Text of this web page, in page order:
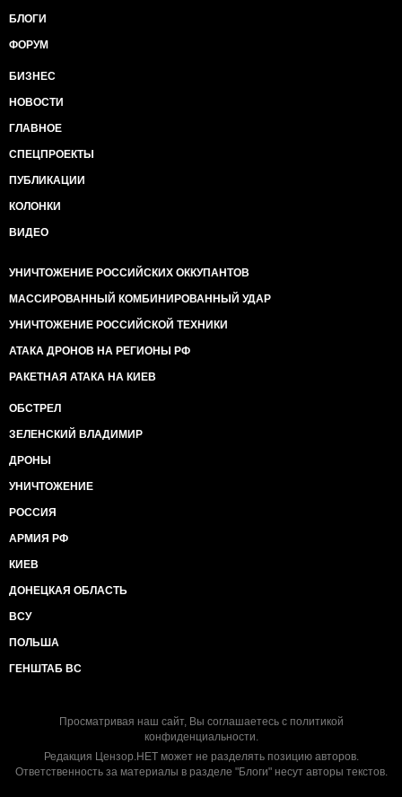
БЛОГИ
ФОРУМ
БИЗНЕС
НОВОСТИ
ГЛАВНОЕ
СПЕЦПРОЕКТЫ
ПУБЛИКАЦИИ
КОЛОНКИ
ВИДЕО
УНИЧТОЖЕНИЕ РОССИЙСКИХ ОККУПАНТОВ
МАССИРОВАННЫЙ КОМБИНИРОВАННЫЙ УДАР
УНИЧТОЖЕНИЕ РОССИЙСКОЙ ТЕХНИКИ
АТАКА ДРОНОВ НА РЕГИОНЫ РФ
РАКЕТНАЯ АТАКА НА КИЕВ
ОБСТРЕЛ
ЗЕЛЕНСКИЙ ВЛАДИМИР
ДРОНЫ
УНИЧТОЖЕНИЕ
РОССИЯ
АРМИЯ РФ
КИЕВ
ДОНЕЦКАЯ ОБЛАСТЬ
ВСУ
ПОЛЬША
ГЕНШТАБ ВС
Просматривая наш сайт, Вы соглашаетесь с политикой
конфиденциальности.
Редакция Цензор.НЕТ может не разделять позицию авторов.
Ответственность за материалы в разделе "Блоги" несут авторы текстов.